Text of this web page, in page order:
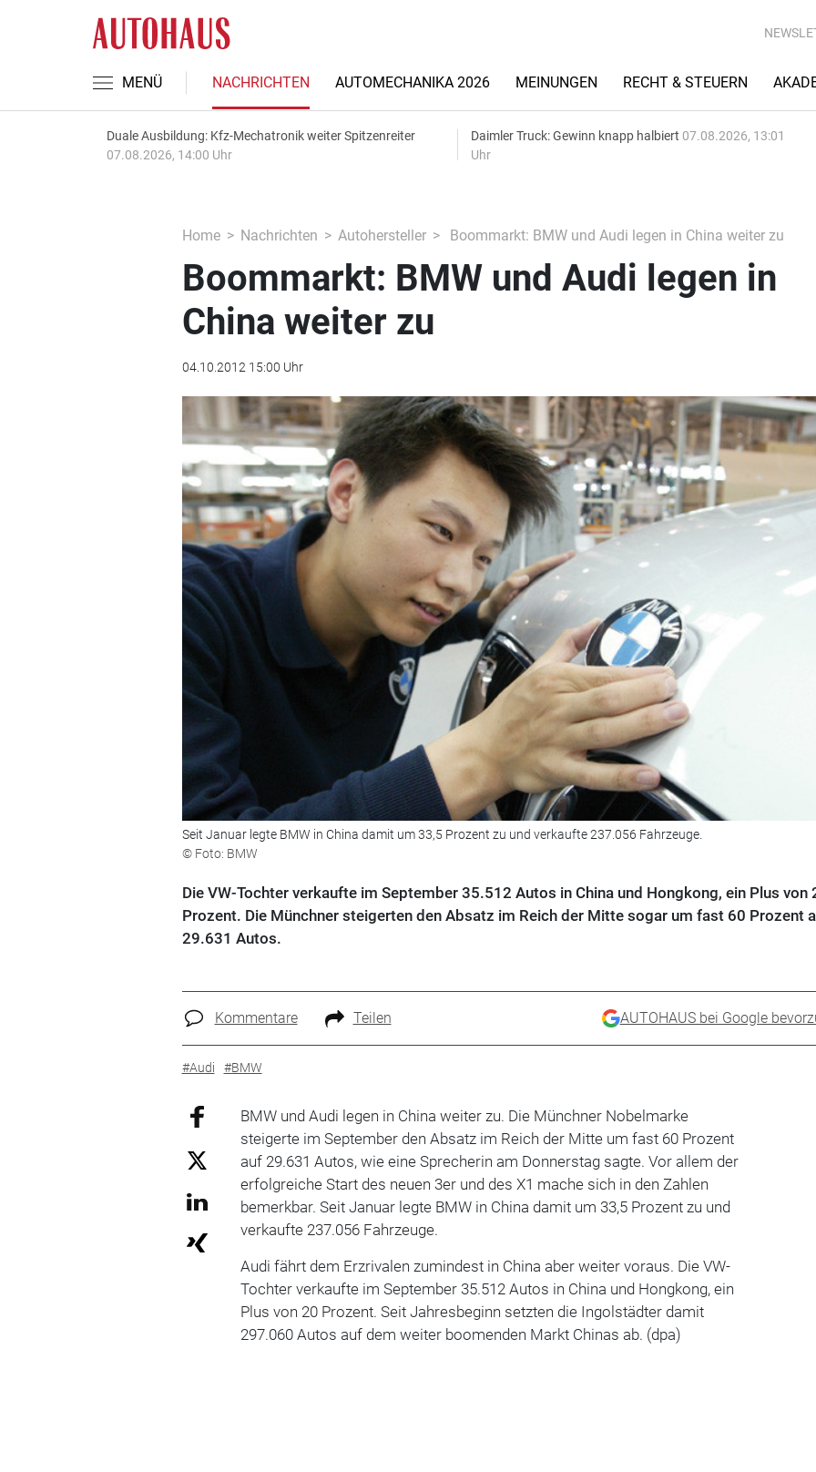
MENÜ NACHRICHTEN AUTOMECHANIKA 2026 MEINUNGEN RECHT & STEUERN
Duale Ausbildung: Kfz-Mechatronik weiter Spitzenreiter
07.08.2026, 14:00 Uhr
Daimler Truck: Gewinn knapp halbiert 07.08.2026, 13:01
Uhr
Home Nachrichten Autohersteller Boommarkt: BMW und Audi legen in China weiter zu
Boommarkt: BMW und Audi legen in
China weiter zu
04.10.2012 15:00 Uhr
Seit Januar legte BMW in China damit um 33,5 Prozent zu und verkaufte 237.056 Fahrzeuge.
© Foto: BMW
Die VW-Tochter verkaufte im September 35.512 Autos in China und Hongkong, ein Plus von
Prozent. Die Münchner steigerten den Absatz im Reich der Mitte sogar um fast 60 Prozent
29.631 Autos.
Kommentare Teilen AUTOHAUS bei Google
#Audi #BMW
BMW und Audi legen in China weiter zu. Die Münchner Nobelmarke
steigerte im September den Absatz im Reich der Mitte um fast 60 Prozent
auf 29.631 Autos, wie eine Sprecherin am Donnerstag sagte. Vor allem der
erfolgreiche Start des neuen 3er und des X1 mache sich in den Zahlen
bemerkbar. Seit Januar legte BMW in China damit um 33,5 Prozent zu und
verkaufte 237.056 Fahrzeuge.
Audi fährt dem Erzrivalen zumindest in China aber weiter voraus. Die VW-
Tochter verkaufte im September 35.512 Autos in China und Hongkong, ein
Plus von 20 Prozent. Seit Jahresbeginn setzten die Ingolstädter damit
297.060 Autos auf dem weiter boomenden Markt Chinas ab. (dpa)